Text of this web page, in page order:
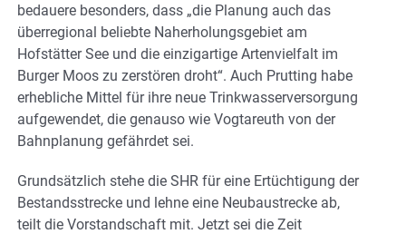
bedauere besonders, dass „die Planung auch das
überregional beliebte Naherholungsgebiet am
Hofstätter See und die einzigartige Artenvielfalt im
Burger Moos zu zerstören droht“. Auch Prutting habe
erhebliche Mittel für ihre neue Trinkwasserversorgung
aufgewendet, die genauso wie Vogtareuth von der
Bahnplanung gefährdet sei.
Grundsätzlich stehe die SHR für eine Ertüchtigung der
Bestandsstrecke und lehne eine Neubaustrecke ab,
teilt die Vorstandschaft mit. Jetzt sei die Zeit